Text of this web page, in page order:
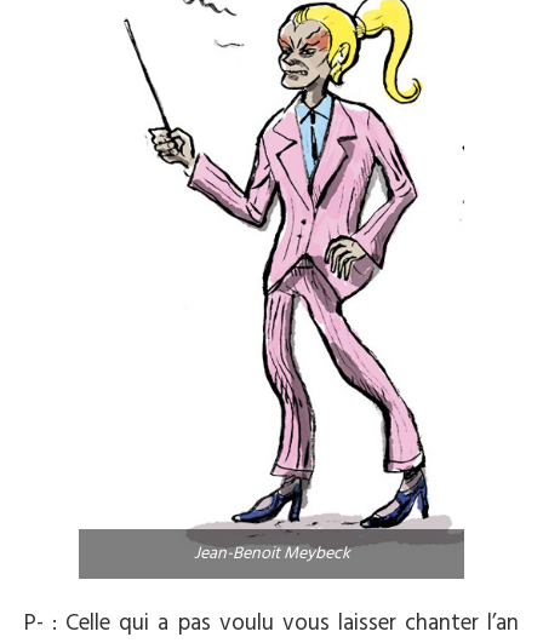
Jean-Benoit Meybeck
P- : Celle qui a pas voulu vous laisser chanter l’an